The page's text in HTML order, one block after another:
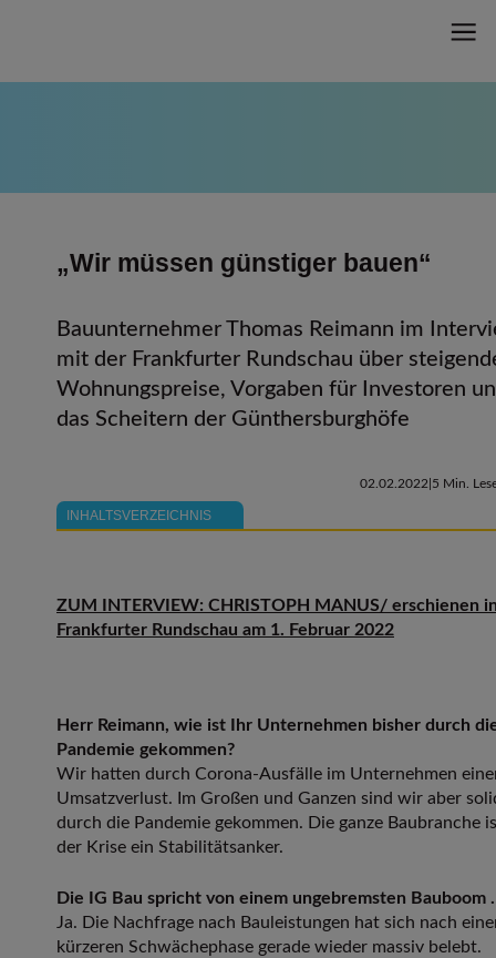
„Wir müssen günstiger bauen“
Bauunternehmer Thomas Reimann im
mit der Frankfurter Rundschau über
Wohnungspreise, Vorgaben für Investoren
das Scheitern der Günthersburghöfe
INHALTSVERZEICHNIS
02.02.2022 5 Min.
ZUM INTERVIEW: CHRISTOPH MANUS/ erschienen
Frankfurter Rundschau am 1. Februar 2022
Herr Reimann, wie ist Ihr Unternehmen bisher durch
Pandemie gekommen?
Wir hatten durch Corona-Ausfälle im Unternehmen
Umsatzverlust. Im Großen und Ganzen sind wir aber
durch die Pandemie gekommen. Die ganze Baubranche
der Krise ein Stabilitätsanker.
Die IG Bau spricht von einem ungebremsten Bauboom
Ja. Die Nachfrage nach Bauleistungen hat sich nach
kürzeren Schwächephase gerade wieder massiv belebt.